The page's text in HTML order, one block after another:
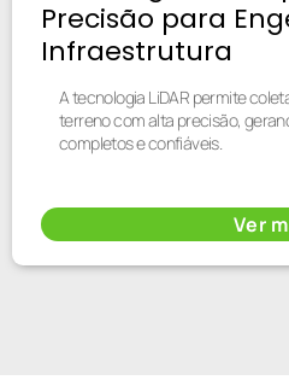
Precisão para
Infraestrutura
A tecnologia LiDAR permite
terreno com alta precisão,
completos e confiáveis.
Ver